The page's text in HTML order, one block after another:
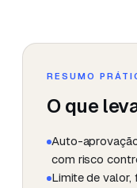
RESUMO
O que
Auto-
com risco
Limite de valor,